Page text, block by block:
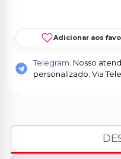
Adicionar aos
Telegram. Nosso
personalizado; Via